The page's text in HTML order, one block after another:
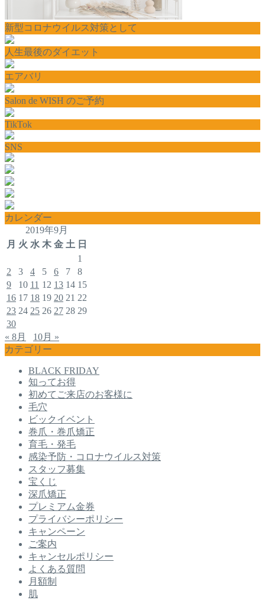
新型コロナウイルス対策として
人生最後のダイエット
エアバリ
Salon de WISH のご予約
TikTok
SNS
カレンダー
2019年9月
月 火 水 木 金 土 日
1
2
3 4 5 6 7
8
9
10 11 12 13 14 15
16 17 18 19 20 21 22
23 24 25 26 27 28 29
30
« 8月
10月 »
カテゴリー
BLACK FRIDAY
知ってお得
初めてご来店のお客様に
毛穴
ビックイベント
巻爪・巻爪矯正
育毛・発毛
感染予防・コロナウイルス対策
スタッフ募集
宝くじ
深爪矯正
プレミアム金券
プライバシーポリシー
キャンペーン
ご案内
キャンセルポリシー
よくある質問
月額制
肌